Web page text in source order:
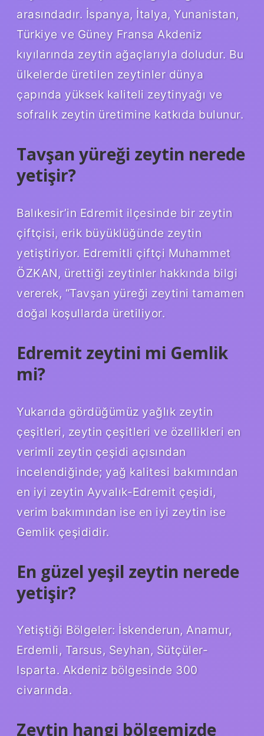
arasındadır. İspanya, İtalya, Yunanistan,
Türkiye ve Güney Fransa Akdeniz
kıyılarında zeytin ağaçlarıyla doludur. Bu
ülkelerde üretilen zeytinler dünya
çapında yüksek kaliteli zeytinyağı ve
sofralık zeytin üretimine katkıda bulunur.
Tavşan yüreği zeytin nerede
yetişir?
Balıkesir’in Edremit ilçesinde bir zeytin
çiftçisi, erik büyüklüğünde zeytin
yetiştiriyor. Edremitli çiftçi Muhammet
ÖZKAN, ürettiği zeytinler hakkında bilgi
vererek, “Tavşan yüreği zeytini tamamen
doğal koşullarda üretiliyor.
Edremit zeytini mi Gemlik
mi?
Yukarıda gördüğümüz yağlık zeytin
çeşitleri, zeytin çeşitleri ve özellikleri en
verimli zeytin çeşidi açısından
incelendiğinde; yağ kalitesi bakımından
en iyi zeytin Ayvalık-Edremit çeşidi,
verim bakımından ise en iyi zeytin ise
Gemlik çeşididir.
En güzel yeşil zeytin nerede
yetişir?
Yetiştiği Bölgeler: İskenderun, Anamur,
Erdemli, Tarsus, Seyhan, Sütçüler-
Isparta. Akdeniz bölgesinde 300
civarında.
Zeytin hangi bölgemizde